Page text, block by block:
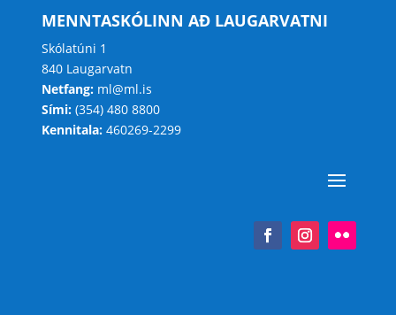
MENNTASKÓLINN AÐ LAUGARVATNI
Skólatúni 1
840 Laugarvatn
Netfang:ml@ml.is
Sími:(354) 480 8800
Kennitala:460269-2299